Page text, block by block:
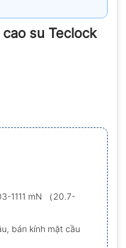
su Teclock
1111 mN （20.7-
bán kính mặt cầu